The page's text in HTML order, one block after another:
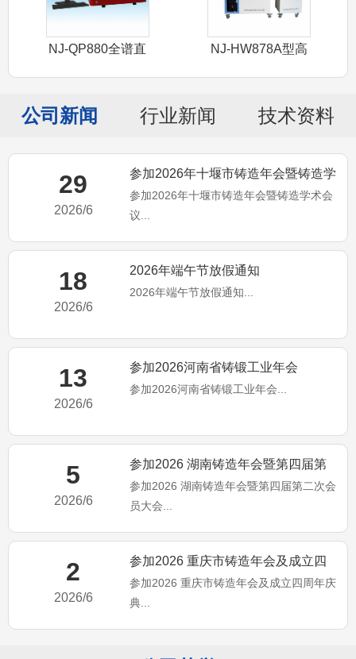
NJ-QP880全谱直
NJ-HW878A型高
公司新闻 行业新闻 技术资料
29
2026/6
参加2026年十堰市铸造年会暨铸造学
术会议
参加2026年十堰市铸造年会暨铸造学术会
议...
18
2026/6
2026年端午节放假通知
2026年端午节放假通知...
13
2026/6
参加2026河南省铸锻工业年会
参加2026河南省铸锻工业年会...
5
2026/6
参加2026 湖南铸造年会暨第四届第
二次会员大会
参加2026 湖南铸造年会暨第四届第二次会
员大会...
2
2026/6
参加2026 重庆市铸造年会及成立四
周年庆典
参加2026 重庆市铸造年会及成立四周年庆
典...